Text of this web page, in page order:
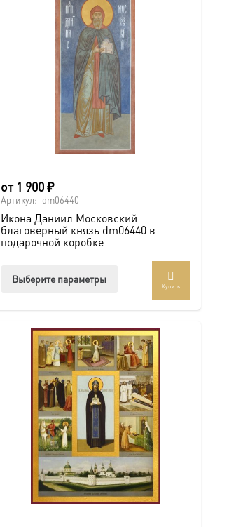
Опции
можно
выбрать
на
товара.
от 1 900₽
Артикул: dm06440
Икона Даниил Московский
благоверный князь dm06440 в
подарочной коробке
Выберите параметры
вариаций.
Опции
можно
выбрать
на
странице
товара.
Купить